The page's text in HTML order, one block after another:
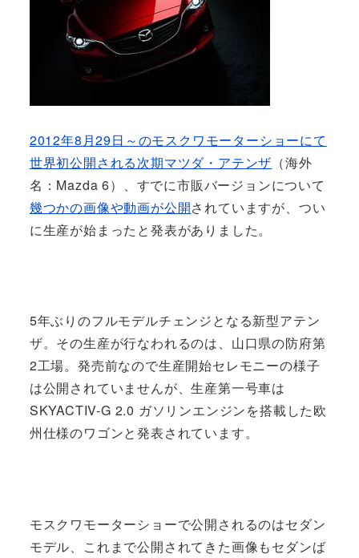
2012年8月29日～のモスクワモーターショーにて
世界初公開される次期マツダ・アテンザ （海外
名：Mazda 6）、すでに市販バージョンについて
幾つかの画像や動画が公開されていますが、つい
に生産が始まったと発表がありました。
5年ぶりのフルモデルチェンジとなる新型アテン
ザ。その生産が行なわれるのは、山口県の防府第
2工場。発売前なので生産開始セレモニーの様子
は公開されていませんが、生産第一号車は
SKYACTIV-G 2.0 ガソリンエンジンを搭載した欧
州仕様のワゴンと発表されています。
モスクワモーターショーで公開されるのはセダン
モデル、これまで公開されてきた画像もセダンば